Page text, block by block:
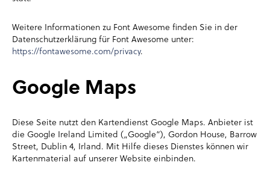
Weitere Informationen zu Font Awesome finden Sie in der
Datenschutzerklärung für Font Awesome unter:
https://fontawesome.com/privacy.
Google Maps
Diese Seite nutzt den Kartendienst Google Maps. Anbieter ist
die Google Ireland Limited („Google“), Gordon House, Barrow
Street, Dublin 4, Irland. Mit Hilfe dieses Dienstes können wir
Kartenmaterial auf unserer Website einbinden.